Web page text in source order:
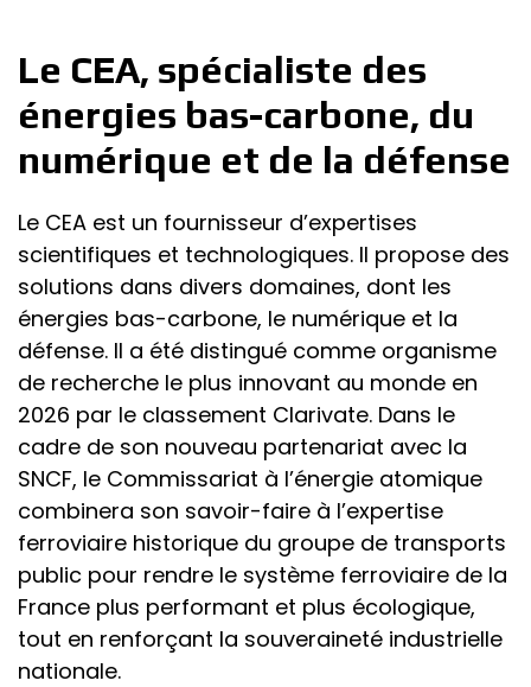
Le CEA, spécialiste des
énergies bas-carbone, du
numérique et de la défense
Le CEA est un fournisseur d’expertises
scientifiques et technologiques. Il propose des
solutions dans divers domaines, dont les
énergies bas-carbone, le numérique et la
défense. Il a été distingué comme organisme
de recherche le plus innovant au monde en
2026 par le classement Clarivate. Dans le
cadre de son nouveau partenariat avec la
SNCF, le Commissariat à l’énergie atomique
combinera son savoir-faire à l’expertise
ferroviaire historique du groupe de transports
public pour rendre le système ferroviaire de la
France plus performant et plus écologique,
tout en renforçant la souveraineté industrielle
nationale.